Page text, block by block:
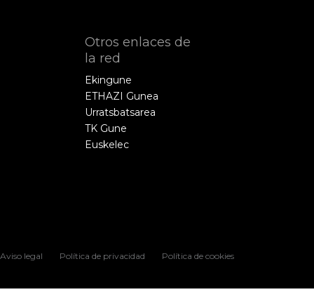
Otros enlaces de
la red
Ekingune
ETHAZI Gunea
Urratsbatsarea
TK Gune
Euskelec
Aviso legal Política de privacidad Política de cookies